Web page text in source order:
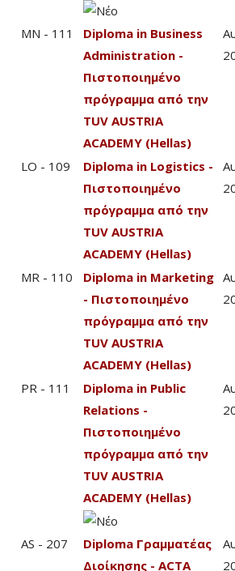
MN - 111
Diploma in Business
Administration -
Πιστοποιημένο
πρόγραμμα από την
TUV AUSTRIA
ACADEMY (Hellas)
LO - 109
Diploma in Logistics -
Πιστοποιημένο
πρόγραμμα από την
TUV AUSTRIA
ACADEMY (Hellas)
MR - 110
Diploma in Marketing
- Πιστοποιημένο
πρόγραμμα από την
TUV AUSTRIA
ACADEMY (Hellas)
PR - 111
Diploma in Public
Relations -
Πιστοποιημένο
πρόγραμμα από την
TUV AUSTRIA
ACADEMY (Hellas)
AS - 207
Diploma Γραμματέας
Διοίκησης - ACTA